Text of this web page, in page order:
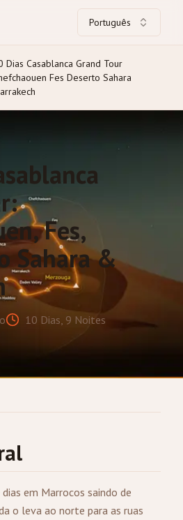
Português
Dias Casablanca Grand Tour
Fes Deserto Sahara
Fes,
Sahara &
10 Dias, 9 Noites
em Marrocos saindo de
o leva ao norte para as ruas